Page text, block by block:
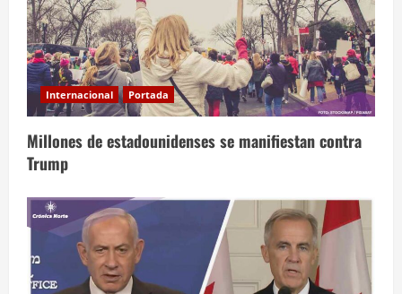
Internacional Portada
Millones de estadounidenses se manifiestan contra
Trump